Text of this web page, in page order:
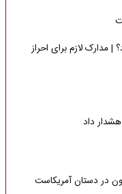
| مدارک لازم برای احراز
داد
در دستان آمریکاست